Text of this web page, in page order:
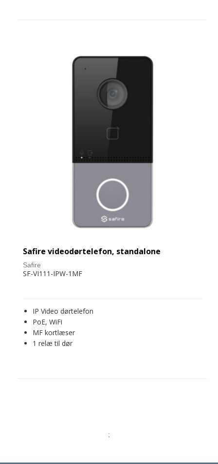
Safire videodørtelefon, standalone
Safire
SF-VI111-IPW-1MF
IP Video dørtelefon
PoE, WiFi
MF kortlæser
1 relæ til dør
;